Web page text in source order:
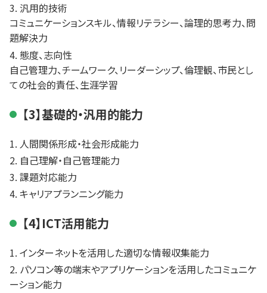
汎用的技術
コミュニケーションスキル、情報リテラシー、論理的思考力、問
題解決力
態度、志向性
自己管理力、チームワーク、リーダーシップ、倫理観、市民とし
ての社会的責任、生涯学習
【3】基礎的・汎用的能力
人間関係形成・社会形成能力
自己理解・自己管理能力
課題対応能力
キャリアプランニング能力
【4】ICT活用能力
インターネットを活用した適切な情報収集能力
パソコン等の端末やアプリケーションを活用したコミュニケ
ーション能力